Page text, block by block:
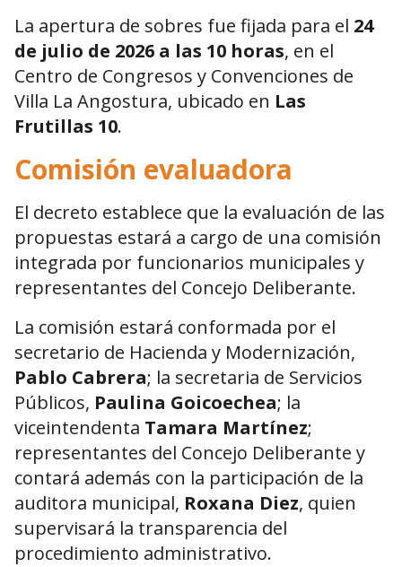
La apertura de sobres fue fijada para el 24
de julio de 2026 a las 10 horas, en el
Centro de Congresos y Convenciones de
Villa La Angostura, ubicado en Las
Frutillas 10.
Comisión evaluadora
El decreto establece que la evaluación de las
propuestas estará a cargo de una comisión
integrada por funcionarios municipales y
representantes del Concejo Deliberante.
La comisión estará conformada por el
secretario de Hacienda y Modernización,
Pablo Cabrera; la secretaria de Servicios
Públicos, Paulina Goicoechea; la
viceintendenta Tamara Martínez;
representantes del Concejo Deliberante y
contará además con la participación de la
auditora municipal, Roxana Diez, quien
supervisará la transparencia del
procedimiento administrativo.